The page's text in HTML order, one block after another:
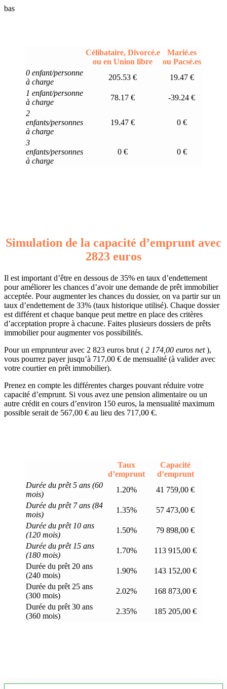
bas
Célibataire, Divorcé.e
ou en Union libre
Marié.es
ou Pacsé.es
0 enfant/personne
à charge
205.53 €
19.47 €
1 enfant/personne
à charge
78.17 €
-39.24 €
2
enfants/personnes
à charge
19.47 € 0 €
3
enfants/personnes
à charge
0 € 0 €
Simulation de la capacité d’emprunt avec
2823 euros
Il est important d’être en dessous de 35% en taux d’endettement
pour améliorer les chances d’avoir une demande de prêt immobilier
acceptée. Pour augmenter les chances du dossier, on va partir sur un
taux d’endettement de 33% (taux historique utilisé). Chaque dossier
est différent et chaque banque peut mettre en place des critères
d’acceptation propre à chacune. Faites plusieurs dossiers de prêts
immobilier pour augmenter vos possibilités.
Pour un emprunteur avec 2 823 euros brut ( 2 174,00 euros net),
vous pourrez payer jusqu’à 717,00 € de mensualité (à valider avec
votre courtier en prêt immobilier).
Prenez en compte les différentes charges pouvant réduire votre
capacité d’emprunt. Si vous avez une pension alimentaire ou un
autre crédit en cours d’environ 150 euros, la mensualité maximum
possible serait de 567,00 € au lieu des 717,00 €.
Taux
d’emprunt
Capacité
d’emprunt
Durée du prêt 5 ans (60
mois)
1.20%
41 759,00 €
Durée du prêt 7 ans (84
mois)
1.35%
57 473,00 €
Durée du prêt 10 ans
(120 mois)
1.50%
79 898,00 €
Durée du prêt 15 ans
(180 mois)
1.70%
113 915,00 €
Durée du prêt 20 ans
(240 mois)
1.90%
143 152,00 €
Durée du prêt 25 ans
(300 mois)
2.02%
168 873,00 €
Durée du prêt 30 ans
(360 mois)
2.35% 185 205,00 €